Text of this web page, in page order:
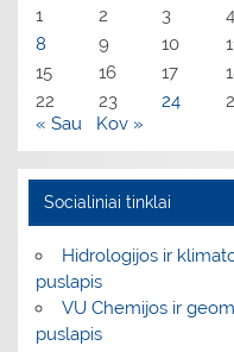
1 2 3 4
8
9 10
15
16 17
22
23 24
« Sau
Kov »
Socialiniai tinklai
Hidrologijos ir
puslapis
VU Chemijos ir
puslapis